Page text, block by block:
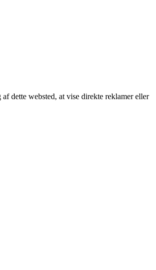
dette websted, at vise direkte reklamer eller